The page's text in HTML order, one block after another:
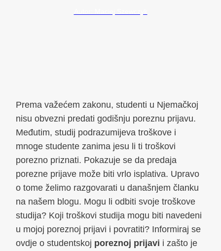
Prema važećem zakonu, studenti u Njemačkoj
nisu obvezni predati godišnju poreznu prijavu.
Međutim, studij podrazumijeva troškove i
mnoge studente zanima jesu li ti troškovi
porezno priznati. Pokazuje se da predaja
porezne prijave može biti vrlo isplativa. Upravo
o tome želimo razgovarati u današnjem članku
na našem blogu. Mogu li odbiti svoje troškove
studija? Koji troškovi studija mogu biti navedeni
u mojoj poreznoj prijavi i povratiti? Informiraj se
ovdje o studentskoj poreznoj prijavi i zašto je